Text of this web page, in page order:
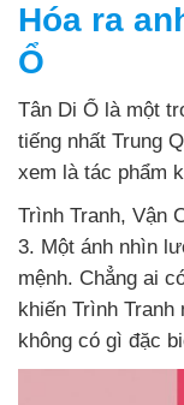
Hóa ra
Ổ
Tân Di Ổ là một
tiếng nhất Trung
xem là tác phẩm
Trình Tranh, Vận
3. Một ánh nhìn
mệnh. Chẳng ai
khiến Trình
không có gì đặc